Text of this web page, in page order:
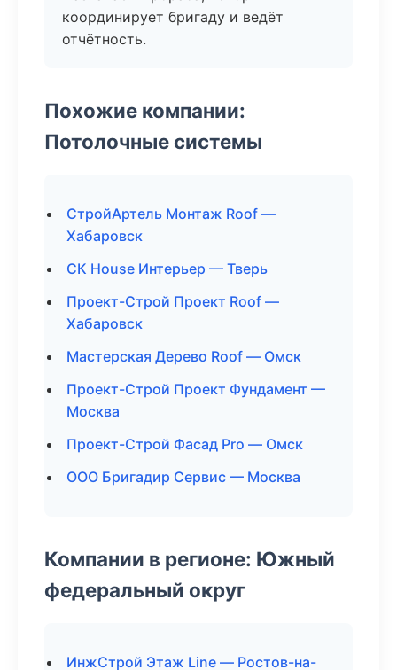
координирует бригаду и ведёт
отчётность.
Похожие компании:
Потолочные системы
СтройАртель Монтаж Roof —
Хабаровск
СК House Интерьер — Тверь
Проект-Строй Проект Roof —
Хабаровск
Мастерская Дерево Roof — Омск
Проект-Строй Проект Фундамент —
Москва
Проект-Строй Фасад Pro — Омск
ООО Бригадир Сервис — Москва
Компании в регионе: Южный
федеральный округ
ИнжСтрой Этаж Line — Ростов-на-